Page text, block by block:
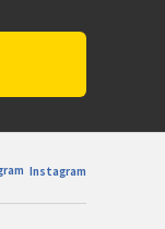
Instagram